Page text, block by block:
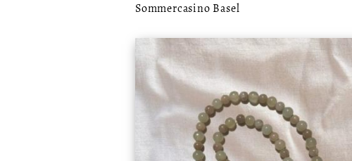
Sommercasino Basel